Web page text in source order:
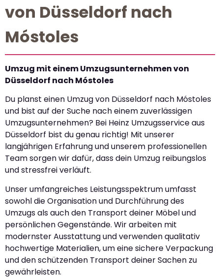
von Düsseldorf nach
Móstoles
Umzug mit einem Umzugsunternehmen von
Düsseldorf nach Móstoles
Du planst einen Umzug von Düsseldorf nach Móstoles
und bist auf der Suche nach einem zuverlässigen
Umzugsunternehmen? Bei Heinz Umzugsservice aus
Düsseldorf bist du genau richtig! Mit unserer
langjährigen Erfahrung und unserem professionellen
Team sorgen wir dafür, dass dein Umzug reibungslos
und stressfrei verläuft.
Unser umfangreiches Leistungsspektrum umfasst
sowohl die Organisation und Durchführung des
Umzugs als auch den Transport deiner Möbel und
persönlichen Gegenstände. Wir arbeiten mit
modernster Ausstattung und verwenden qualitativ
hochwertige Materialien, um eine sichere Verpackung
und den schützenden Transport deiner Sachen zu
gewährleisten.